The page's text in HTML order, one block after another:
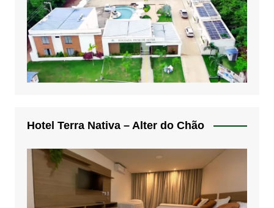
Hotel Terra Nativa – Alter do Chão